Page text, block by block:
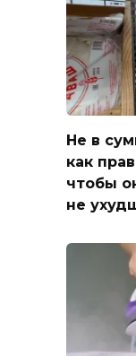
Не в
как
чтобы
не